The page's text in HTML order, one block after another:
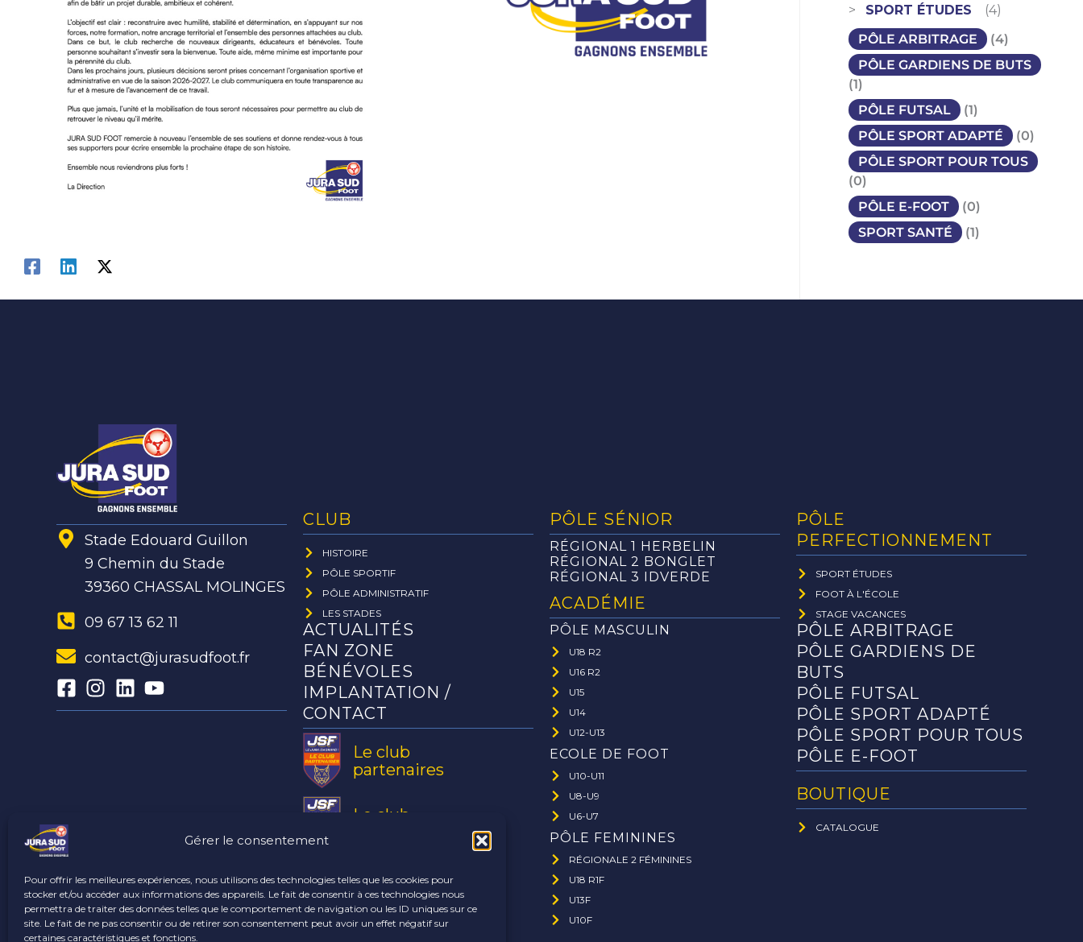
Gérer le consentement
Pour offrir les meilleures expériences, nous utilisons des technologies telles que les cookies pour
stocker et/ou accéder aux informations des appareils. Le fait de consentir à ces technologies nous
permettra de traiter des données telles que le comportement de navigation ou les ID uniques sur ce
site. Le fait de ne pas consentir ou de retirer son consentement peut avoir un effet négatif sur
certaines caractéristiques et fonctions.
SPORT ÉTUDES
(4)
PÔLE ARBITRAGE
(4)
PÔLE GARDIENS DE BUTS
(1)
PÔLE FUTSAL
(1)
PÔLE SPORT ADAPTÉ
(0)
PÔLE SPORT POUR TOUS
(0)
PÔLE E-FOOT
(0)
SPORT SANTÉ
(1)
Stade Edouard Guillon
9 Chemin du Stade
39360 CHASSAL MOLINGES
09 67 13 62 11
contact@jurasudfoot.fr
CLUB
HISTOIRE
PÔLE SPORTIF
PÔLE ADMINISTRATIF
LES STADES
ACTUALITÉS
FAN ZONE
BÉNÉVOLES
IMPLANTATION /
CONTACT
Le club
partenaires
Le club
PÔLE SÉNIOR
RÉGIONAL 1 HERBELIN
RÉGIONAL 2 BONGLET
RÉGIONAL 3 IDVERDE
ACADÉMIE
PÔLE MASCULIN
U18 R2
U16 R2
U15
U14
U12-U13
ECOLE DE FOOT
U10-U11
U8-U9
U6-U7
PÔLE FEMININES
RÉGIONALE 2 FÉMININES
U18 R1F
U13F
U10F
PÔLE
PERFECTIONNEMENT
SPORT ÉTUDES
FOOT À L'ÉCOLE
STAGE VACANCES
PÔLE ARBITRAGE
PÔLE GARDIENS DE
BUTS
PÔLE FUTSAL
PÔLE SPORT ADAPTÉ
PÔLE SPORT POUR TOUS
PÔLE E-FOOT
BOUTIQUE
CATALOGUE